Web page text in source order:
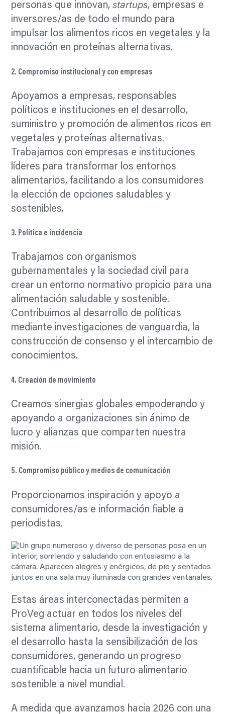
personas que innovan,startups, empresas e
inversores/as de todo el mundo para
impulsar los alimentos ricos en vegetales y la
innovación en proteínas alternativas.
2. Compromiso institucional y con empresas
Apoyamos a empresas, responsables
políticos e instituciones en el desarrollo,
suministro y promoción de alimentos ricos en
vegetales y proteínas alternativas.
Trabajamos con empresas e instituciones
líderes para transformar los entornos
alimentarios, facilitando a los consumidores
la elección de opciones saludables y
sostenibles.
3. Política e incidencia
Trabajamos con organismos
gubernamentales y la sociedad civil para
crear un entorno normativo propicio para una
alimentación saludable y sostenible.
Contribuimos al desarrollo de políticas
mediante investigaciones de vanguardia, la
construcción de consenso y el intercambio de
conocimientos.
4. Creación de movimiento
Creamos sinergias globales empoderando y
apoyando a organizaciones sin ánimo de
lucro y alianzas que comparten nuestra
misión.
5. Compromiso público y medios de comunicación
Proporcionamos inspiración y apoyo a
consumidores/as e información fiable a
periodistas.
Estas áreas interconectadas permiten a
ProVeg actuar en todos los niveles del
sistema alimentario, desde la investigación y
el desarrollo hasta la sensibilización de los
consumidores, generando un progreso
cuantificable hacia un futuro alimentario
sostenible a nivel mundial.
A medida que avanzamos hacia 2026 con una